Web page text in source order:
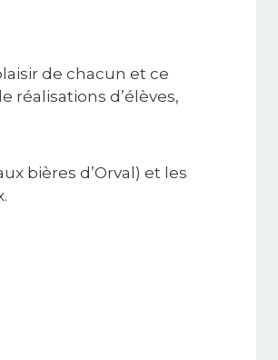
de chacun et ce
réalisations d’élèves,
bières d’Orval) et les